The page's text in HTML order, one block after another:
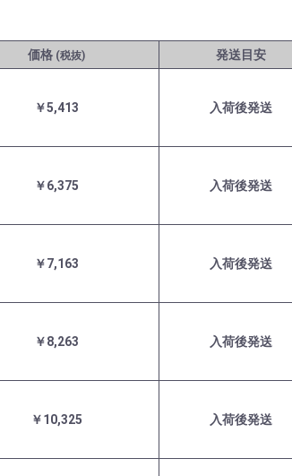
価格 (税抜) 発送目安
￥5,413 入荷後発送
￥6,375 入荷後発送
￥7,163 入荷後発送
￥8,263 入荷後発送
￥10,325 入荷後発送